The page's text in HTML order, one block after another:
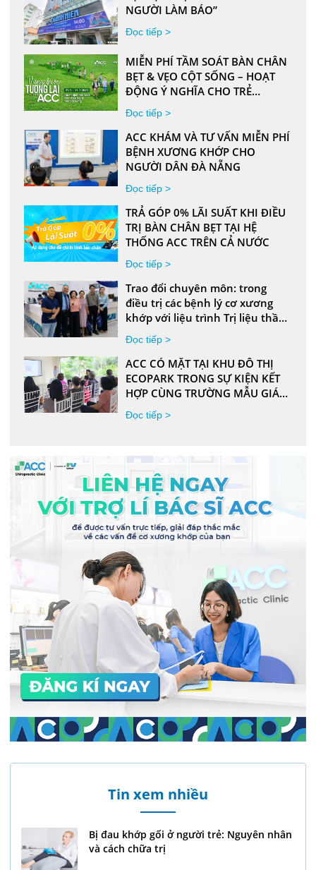
NGƯỜI LÀM BÁO”
Đọc tiếp >
MIỄN PHÍ TẦM SOÁT BÀN CHÂN
BẸT & VẸO CỘT SỐNG – HOẠT
ĐỘNG Ý NGHĨA CHO TRẺ
TRONG NHỮNG NGÀY HÈ SÔI
ĐỘNG
Đọc tiếp >
ACC KHÁM VÀ TƯ VẤN MIỄN PHÍ
BỆNH XƯƠNG KHỚP CHO
NGƯỜI DÂN ĐÀ NẴNG
Đọc tiếp >
TRẢ GÓP 0% LÃI SUẤT KHI ĐIỀU
TRỊ BÀN CHÂN BẸT TẠI HỆ
THỐNG ACC TRÊN CẢ NƯỚC
Đọc tiếp >
Trao đổi chuyên môn: trong
điều trị các bệnh lý cơ xương
khớp với liệu trình Trị liệu thần
kinh cột sống Chiropractic và
ứng dụng đế chỉnh hình bàn
chân được cá nhân hóa
Đọc tiếp >
ACC CÓ MẶT TẠI KHU ĐÔ THỊ
ECOPARK TRONG SỰ KIỆN KẾT
HỢP CÙNG TRƯỜNG MẪU GIÁO
ROXY MONTESSORI
Đọc tiếp >
Tin xem nhiều
Bị đau khớp gối ở người trẻ: Nguyên nhân
và cách chữa trị